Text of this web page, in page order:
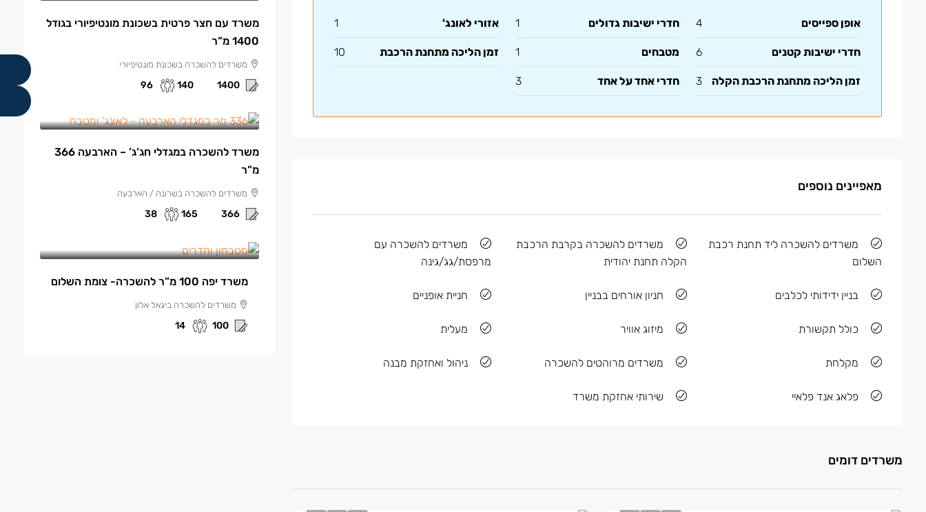
אופן ספייסים 4 חדרי ישיבות גדולים 1 אזורי לאונג' 1
חדרי ישיבות קטנים 6 מטבחים 1 זמן הליכה מתחנת הרכבת 10
זמן הליכה מתחנת הרכבת הקלה 3 חדרי אחד על אחד 3
מאפיינים נוספים
משרדים להשכרה ליד תחנת רכבת
השלום
משרדים להשכרה בקרבת הרכבת
הקלה תחנת יהודית
משרדים להשכרה עם
מרפסת/גג/גינה
בניין ידידותי לכלבים חניון אורחים בבניין חניית אופניים
כולל תקשורת מיזוג אוויר מעלית
מקלחת משרדים מרוהטים להשכרה ניהול ואחזקת מבנה
פלאג אנד פלאיי שירותי אחזקת משרד
משרדים דומים
משרד עם חצר פרטית בשכונת מונטיפיורי בגודל
1400 מ”ר
משרדים להשכרה בשכונת מונטיפיורי
1400
140
96
משרד להשכרה במגדלי חג’ג’ – הארבעה 366
מ”ר
משרדים להשכרה בשרונה / הארבעה
366
165
38
משרד יפה 100 מ”ר להשכרה- צומת השלום
משרדים להשכרה ביגאל אלון
100
14